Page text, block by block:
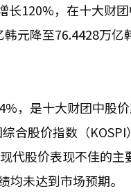
长120%，在十大财
元降至76.4428万亿
，是十大财团中股
合股价指数（KOSPI
代股价表现不佳的主
未达到市场预期。